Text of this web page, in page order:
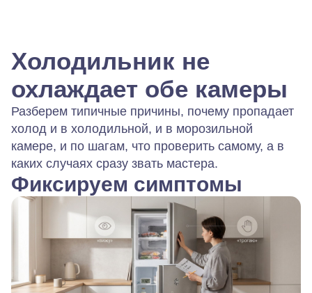
Холодильник не
охлаждает обе камеры
Разберем типичные причины, почему пропадает
холод и в холодильной, и в морозильной
камере, и по шагам, что проверить самому, а в
каких случаях сразу звать мастера.
Фиксируем симптомы